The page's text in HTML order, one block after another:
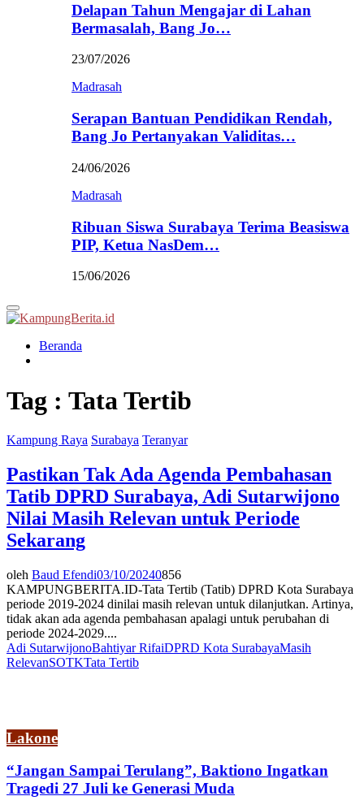
Delapan Tahun Mengajar di Lahan
Bermasalah, Bang Jo…
23/07/2026
Madrasah
Serapan Bantuan Pendidikan Rendah,
Bang Jo Pertanyakan Validitas…
24/06/2026
Madrasah
Ribuan Siswa Surabaya Terima Beasiswa
PIP, Ketua NasDem…
15/06/2026
Primary
Menu
Beranda
Tag : Tata Tertib
Kampung Raya Surabaya Teranyar
Pastikan Tak Ada Agenda Pembahasan
Tatib DPRD Surabaya, Adi Sutarwijono
Nilai Masih Relevan untuk Periode
Sekarang
oleh Baud Efendi03/10/20240856
KAMPUNGBERITA.ID-Tata Tertib (Tatib) DPRD Kota Surabaya
periode 2019-2024 dinilai masih relevan untuk dilanjutkan. Artinya,
tidak akan ada agenda pembahasan apalagi untuk perubahan di
periode 2024-2029....
Adi SutarwijonoBahtiyar RifaiDPRD Kota SurabayaMasih
RelevanSOTKTata Tertib
Lakone
“Jangan Sampai Terulang”, Baktiono Ingatkan
Tragedi 27 Juli ke Generasi Muda